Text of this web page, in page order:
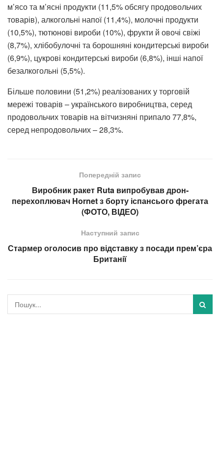
м’ясо та м’ясні продукти (11,5% обсягу продовольчих
товарів), алкогольні напої (11,4%), молочні продукти
(10,5%), тютюнові вироби (10%), фрукти й овочі свіжі
(8,7%), хлібобулочні та борошняні кондитерські вироби
(6,9%), цукрові кондитерські вироби (6,8%), інші напої
безалкогольні (5,5%).
Більше половини (51,2%) реалізованих у торговій
мережі товарів – українського виробництва, серед
продовольчих товарів на вітчизняні припало 77,8%,
серед непродовольчих – 28,3%.
Попередній запис
Виробник ракет Ruta випробував дрон-
перехоплювач Hornet з борту іспансього фрегата
(ФОТО, ВІДЕО)
Наступний запис
Стармер оголосив про відставку з посади прем’єра
Британії